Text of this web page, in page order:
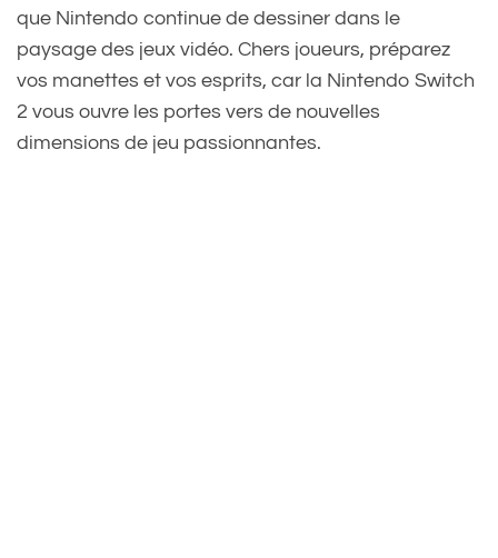
que Nintendo continue de dessiner dans le
paysage des jeux vidéo. Chers joueurs, préparez
vos manettes et vos esprits, car la Nintendo Switch
2 vous ouvre les portes vers de nouvelles
dimensions de jeu passionnantes.